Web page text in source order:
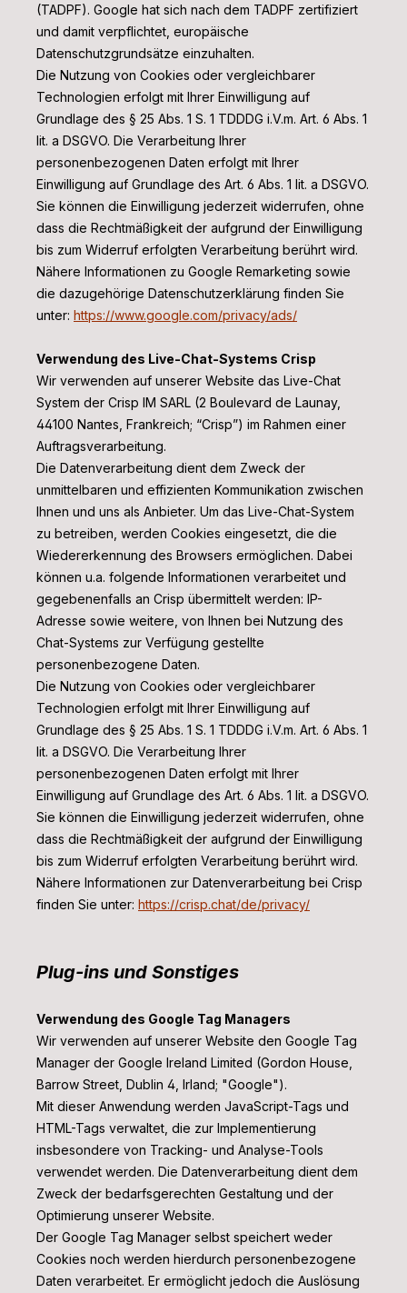
(TADPF). Google hat sich nach dem TADPF zertifiziert
und damit verpflichtet, europäische
Datenschutzgrundsätze einzuhalten.
Die Nutzung von Cookies oder vergleichbarer
Technologien erfolgt mit Ihrer Einwilligung auf
Grundlage des § 25 Abs. 1 S. 1 TDDDG i.V.m. Art. 6 Abs. 1
lit. a DSGVO. Die Verarbeitung Ihrer
personenbezogenen Daten erfolgt mit Ihrer
Einwilligung auf Grundlage des Art. 6 Abs. 1 lit. a DSGVO.
Sie können die Einwilligung jederzeit widerrufen, ohne
dass die Rechtmäßigkeit der aufgrund der Einwilligung
bis zum Widerruf erfolgten Verarbeitung berührt wird.
Nähere Informationen zu Google Remarketing sowie
die dazugehörige Datenschutzerklärung finden Sie
unter: https://www.google.com/privacy/ads/
Verwendung des Live-Chat-Systems Crisp
Wir verwenden auf unserer Website das Live-Chat
System der Crisp IM SARL (2 Boulevard de Launay,
44100 Nantes, Frankreich; “Crisp”) im Rahmen einer
Auftragsverarbeitung.
Die Datenverarbeitung dient dem Zweck der
unmittelbaren und effizienten Kommunikation zwischen
Ihnen und uns als Anbieter. Um das Live-Chat-System
zu betreiben, werden Cookies eingesetzt, die die
Wiedererkennung des Browsers ermöglichen. Dabei
können u.a. folgende Informationen verarbeitet und
gegebenenfalls an Crisp übermittelt werden: IP-
Adresse sowie weitere, von Ihnen bei Nutzung des
Chat-Systems zur Verfügung gestellte
personenbezogene Daten.
Die Nutzung von Cookies oder vergleichbarer
Technologien erfolgt mit Ihrer Einwilligung auf
Grundlage des § 25 Abs. 1 S. 1 TDDDG i.V.m. Art. 6 Abs. 1
lit. a DSGVO. Die Verarbeitung Ihrer
personenbezogenen Daten erfolgt mit Ihrer
Einwilligung auf Grundlage des Art. 6 Abs. 1 lit. a DSGVO.
Sie können die Einwilligung jederzeit widerrufen, ohne
dass die Rechtmäßigkeit der aufgrund der Einwilligung
bis zum Widerruf erfolgten Verarbeitung berührt wird.
Nähere Informationen zur Datenverarbeitung bei Crisp
finden Sie unter: https://crisp.chat/de/privacy/
Plug-ins und Sonstiges
Verwendung des Google Tag Managers
Wir verwenden auf unserer Website den Google Tag
Manager der Google Ireland Limited (Gordon House,
Barrow Street, Dublin 4, Irland; "Google").
Mit dieser Anwendung werden JavaScript-Tags und
HTML-Tags verwaltet, die zur Implementierung
insbesondere von Tracking- und Analyse-Tools
verwendet werden. Die Datenverarbeitung dient dem
Zweck der bedarfsgerechten Gestaltung und der
Optimierung unserer Website.
Der Google Tag Manager selbst speichert weder
Cookies noch werden hierdurch personenbezogene
Daten verarbeitet. Er ermöglicht jedoch die Auslösung